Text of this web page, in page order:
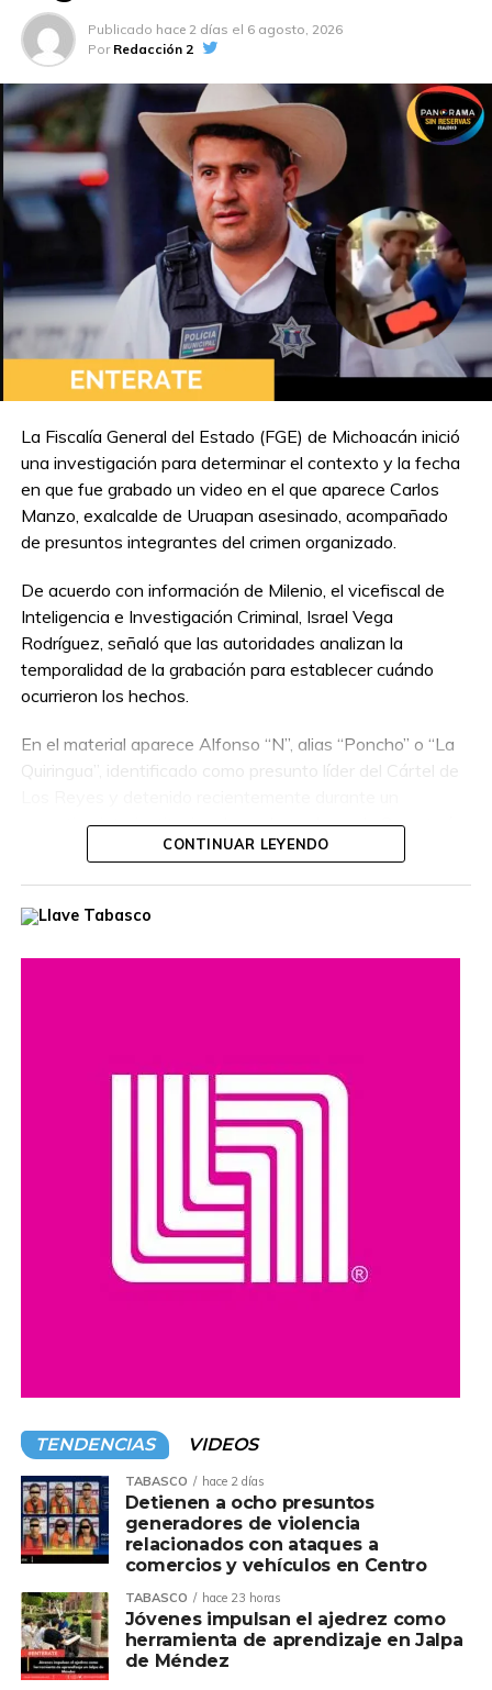
Publicado hace 2 días el 6 agosto, 2026
Por Redacción 2
La Fiscalía General del Estado (FGE) de Michoacán inició
una investigación para determinar el contexto y la fecha
en que fue grabado un video en el que aparece Carlos
Manzo, exalcalde de Uruapan asesinado, acompañado
de presuntos integrantes del crimen organizado.
De acuerdo con información de Milenio, el vicefiscal de
Inteligencia e Investigación Criminal, Israel Vega
Rodríguez, señaló que las autoridades analizan la
temporalidad de la grabación para establecer cuándo
ocurrieron los hechos.
En el material aparece Alfonso “N”, alias “Poncho” o “La
Quiringua”, identificado como presunto líder del Cártel de
operativo interinstitucional encabezado por la Secretaría
de la Defensa Nacional.
Unidos, que habían ofrecido una recompensa de hasta
CONTINUAR LEYENDO
TENDENCIAS VIDEOS
TABASCO hace 2 días
Detienen a ocho presuntos
generadores de violencia
relacionados con ataques a
comercios y vehículos en Centro
TABASCO hace 23 horas
Jóvenes impulsan el ajedrez como
herramienta de aprendizaje en Jalpa
de Méndez